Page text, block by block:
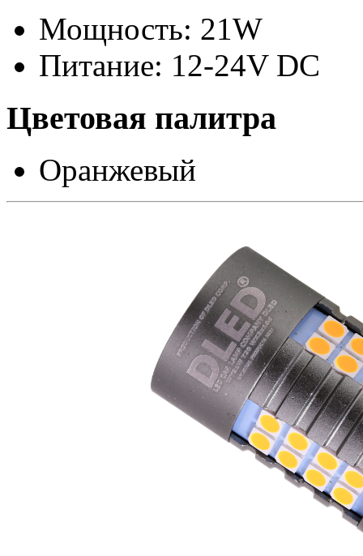
Мощность: 21W
Питание: 12-24V DC
Цветовая палитра
Оранжевый